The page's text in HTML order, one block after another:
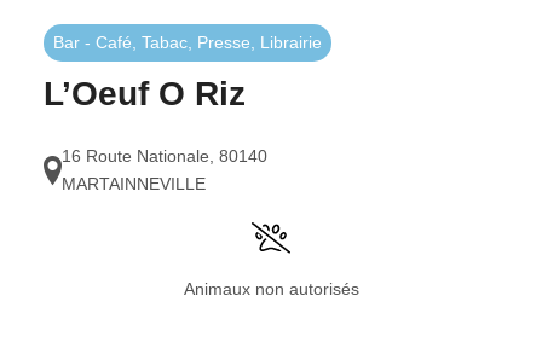
Bar - Café, Tabac, Presse, Librairie
L’Oeuf O Riz
16 Route Nationale 80140
MARTAINNEVILLE
Animaux non autorisés